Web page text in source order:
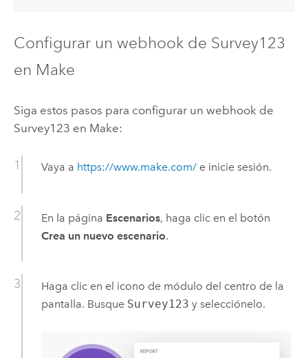
Configurar un webhook de Survey123
en Make
Siga estos pasos para configurar un webhook de
Survey123 en Make:
Vaya a https://www.make.com/e inicie sesión.
En la página Escenarios, haga clic en el botón
Crea un nuevo escenario.
Haga clic en el icono de módulo del centro de la
pantalla. Busque Survey123 y selecciónelo.